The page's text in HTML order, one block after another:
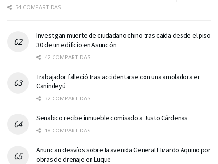
74 COMPARTIDAS
Investigan muerte de ciudadano chino tras caída desde el piso
30 de un edificio en Asunción
42 COMPARTIDAS
Trabajador falleció tras accidentarse con una amoladora en
Canindeyú
32 COMPARTIDAS
Senabico recibe inmueble comisado a Justo Cárdenas
18 COMPARTIDAS
Anuncian desvíos sobre la avenida General Elizardo Aquino por
obras de drenaje en Luque